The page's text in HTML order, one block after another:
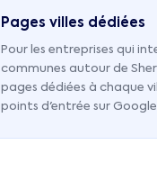
Pages villes dédiées
Pour les entreprises qui
communes autour de
pages dédiées à chaque
points d'entrée sur